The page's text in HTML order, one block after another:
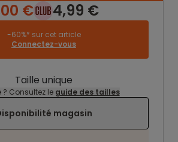
€ 4,99 €
-60%* sur cet article
Connectez-vous
Taille unique
? Consultez le guide des tailles
magasin